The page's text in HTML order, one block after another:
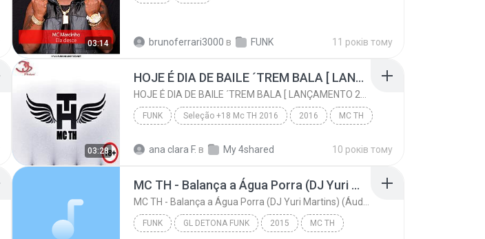
03:14 brunoferrari3000 в FUNK 11 років тому
03:28
HOJE É DIA DE BAILE ´TREM BALA [ LANÇAMENTO 2016 ]
FUNK Seleção +18 Mc TH 2016 2016 MC TH
ana clara F. в My 4shared 10 років тому
MC TH - Balança a Água Porra (DJ Yuri Martins) (Áudio Oficial) Lançamento 2016
FUNK GL DETONA FUNK 2015 MC TH